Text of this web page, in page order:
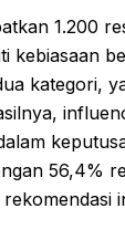
1.200
kebiasaan
kategori,
56,4%